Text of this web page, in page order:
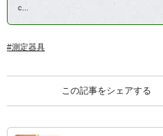
c...
測定器具
この記事をシェアする